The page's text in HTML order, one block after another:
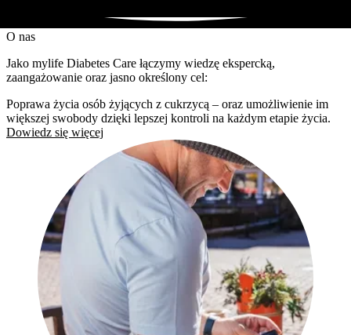
O nas
Jako mylife Diabetes Care łączymy wiedzę ekspercką,
zaangażowanie oraz jasno określony cel:
Poprawa życia osób żyjących z cukrzycą – oraz umożliwienie im
większej swobody dzięki lepszej kontroli na każdym etapie życia.
Dowiedz się więcej